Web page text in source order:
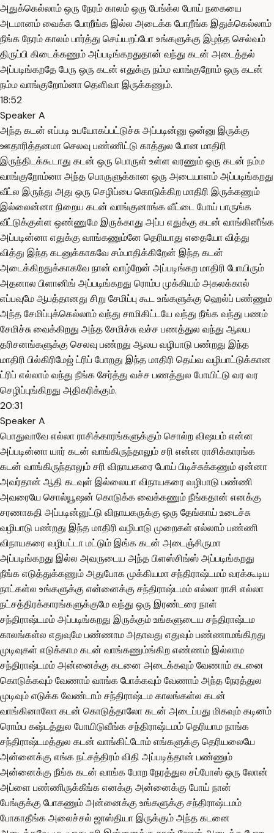
அதுக்கெல்லாம் ஒரு நேரம் காலம் ஒரு பேங்க்ல போய் நகையை
அடமானம் வைக்க போறீங்க இல்ல அடைக்க போறீங்க இதுக்கெல்லாம்
நீங்க நேரம் காலம் பார்த்து செய்யறப்போ உங்களுக்கு இழந்த செல்வம்
திருப்பி கிடைக்கணும் அப்படிங்கறதுதான் வந்து கடன் அடைத்தல்
அப்படிங்கறதே பேரு ஒரு கடன் எதுக்கு நம்ம வாங்குறோம் ஒரு கடன்
நம்ம வாங்குறோம்னா தெளிவா இருக்கணும்.
18:52
Speaker A
அந்த கடன் எப்படி உபயோகப்பட்டுச்சு அப்படின்னு ஒன்னு இருக்கு
ஊதாரித்தனமா செலவு பண்ணிட்டு காத்துல போன மாதிரி
இருந்திடக்கூடாது கடன் ஒரு பொருள் உள்ள வரணும் ஒரு கடன் நம்ம
வாங்குறோம்னா அந்த பொருளுக்கான ஒரு அடையாளம் அப்படிங்கறது
வீட்ல இருந்து அது ஒரு செழிப்பை கொடுக்கிற மாதிரி இருக்கணும்
இல்லைன்னா நிறைய கடன் வாங்குனாங்க வீட்டை போய் பாருங்க
வீட்டுக்குள்ள ஒண்ணுமே இருக்காது அப்ப எதுக்கு கடன் வாங்கினீங்க
அப்படின்னா எதுக்கு வாங்கணும்னே தெரியாது எதையோ வித்து
வித்து இந்த கடனுக்காகவே சம்பாதிக்கிறேன் இந்த கடன்
அடைக்கிறதுக்காகவே நான் வாழ்றேன் அப்படிங்கற மாதிரி போயிரும்
அதனால பிளானிங் அப்படிங்கறது ரொம்ப முக்கியம் அகலக்கால்
எப்பவுமே ஆபத்தானது சிறு சேமிப்பு கூட உங்களுக்கு ஹெல்ப் பண்ணும்
அந்த சேமிப்புக்கெல்லாம் வந்து சாமிகிட்டயே வந்து நீங்க வந்து பணம்
சேமிச்சு வைக்கிறது அந்த சேமிச்சு வச்ச பணத்துல வந்து ஆலய
தரிசனங்களுக்கு செலவு பண்றது ஆலய வழிபாடு பண்றது இந்த
மாதிரி பில்கிரிமேஜ் ட்ரிப் போறது இந்த மாதிரி தெய்வ வழிபாட்டுக்கான
ட்ரிப் எல்லாம் வந்து நீங்க சேர்த்து வச்ச பணத்துல போயிட்டு வர வர
செழிப்புங்கிறது அதிகரிக்கும்.
20:31
Speaker A
பொதுவாவே எல்லா ராசிக்காரங்களுக்கும் சொல்ற விஷயம் என்ன
அப்படின்னா யார் கடன் வாங்கிருந்தாலும் சரி என்ன ராசிக்காரங்க
கடன் வாங்கிருந்தாலும் சரி விநாயகரை போய் பிடிச்சுக்கணும் ஏன்னா
அவர்தான் ஆதி கடவுள் இல்லையா விநாயகரை வழிபாடு பண்ணி
அவரையே சொல்யூஷன் கொடுக்க வைக்கணும் நீங்கதான் எனக்கு
சரணாகதி அப்படின்னுட்டு விநாயகருக்கு ஒரு தேங்காய் உடைச்சு
வழிபாடு பண்றது இந்த மாதிரி வழிபாடு முறைகள் எல்லாம் பண்ணி
விநாயகரை வழிபட்டா மட்டும் இங்க கடன் அடைஞ்சிருமா
அப்படிங்கறது இல்ல அவருடைய அந்த பிளஸ்சிங்ஸ் அப்படிங்கறது
நீங்க எடுத்துக்கணும் அதுபோக முக்கியமா சந்திராஷ்டமம் வரக்கூடிய
நாட்கள்ல உங்களுக்கு என்னைக்கு சந்திராஷ்டமம் எல்லா ராசி எல்லா
நட்சத்திரக்காரங்களுக்குமே வந்து ஒரு இரண்டரை நாள்
சந்திராஷ்டமம் அப்படிங்கறது இருக்கும் உங்களுடைய சந்திராஷ்டம
காலங்கள்ல எதுவுமே பண்ணாம அதாவது எதுவும் பண்ணாமங்கிறது
முடிவுகள் எடுக்காம கடன் வாங்கணும்ங்கிற எண்ணம் இல்லாம
சந்திராஷ்டமம் அன்னைக்கு கடனை அடைக்கவும் வேணாம் கடனை
கொடுக்கவும் வேணாம் வாங்க போக்கவும் வேணாம் அந்த நேரத்துல
முடிவும் எடுக்க வேண்டாம் சந்திராஷ்டம காலங்கள்ல கடன்
வாங்கினாலோ கடன் கொடுத்தாலோ கடன் அடைப்பது மிகவும் கடினம்
ரொம்ப கஷ்டத்துல போயிடுவீங்க சந்திராஷ்டமம் தெரியாம நாங்க
சந்திராஷ்டமத்துல கடன் வாங்கிட்டோம் எங்களுக்கு தெரியலையே
அன்னைக்கு எங்க நட்சத்திரம் விதி அப்படித்தான் பண்ணும்
அன்னைக்கு நீங்க கடன் வாங்க போற நேரத்துல சப்போஸ் ஒரு லோன்
அப்ளை பண்ணிருக்கீங்க எனக்கு அன்னைக்கு போய் நான்
பேங்குக்கு போகணும் அன்னைக்கு உங்களுக்கு சந்திராஷ்டமம்
போகாதீங்க அலைச்சல் ஜாஸ்தியா இருக்கும் அந்த கடனை